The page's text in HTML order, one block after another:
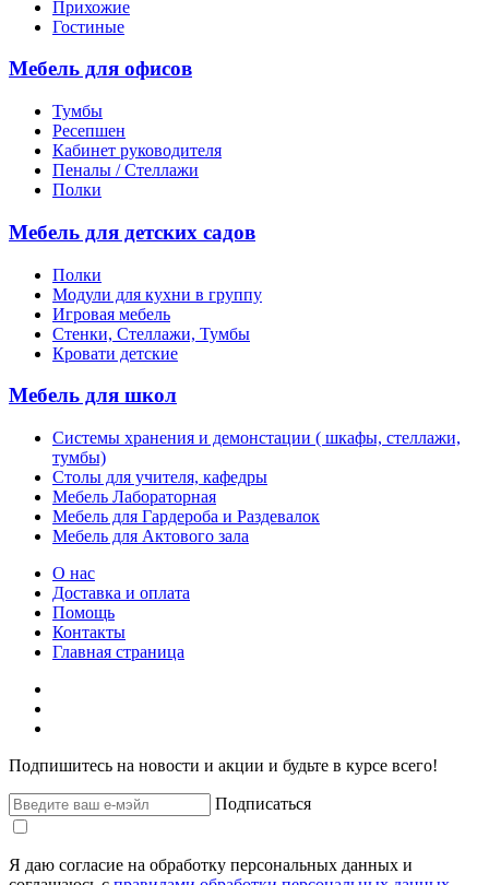
Прихожие
Гостиные
Мебель для офисов
Тумбы
Ресепшен
Кабинет руководителя
Пеналы / Стеллажи
Полки
Мебель для детских садов
Полки
Модули для кухни в группу
Игровая мебель
Стенки, Стеллажи, Тумбы
Кровати детские
Мебель для школ
Системы хранения и демонстации ( шкафы, стеллажи,
тумбы)
Столы для учителя, кафедры
Мебель Лабораторная
Мебель для Гардероба и Раздевалок
Мебель для Актового зала
О нас
Доставка и оплата
Помощь
Контакты
Главная страница
Подпишитесь на новости и акции и будьте в курсе всего!
Подписаться
Я даю согласие на обработку персональных данных и